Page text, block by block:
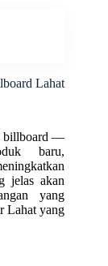
Lahat
billboard —
baru,
jelas akan
yang
Lahat yang